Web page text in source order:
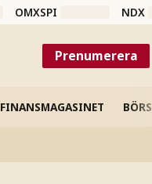
OMXSPI NDX
Prenumerera
FINANSMAGASINET BÖRS